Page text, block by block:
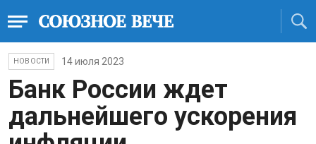
НОВОСТИ 14 июля 2023
Бaнк России ждет
дaльнейшего ускорения